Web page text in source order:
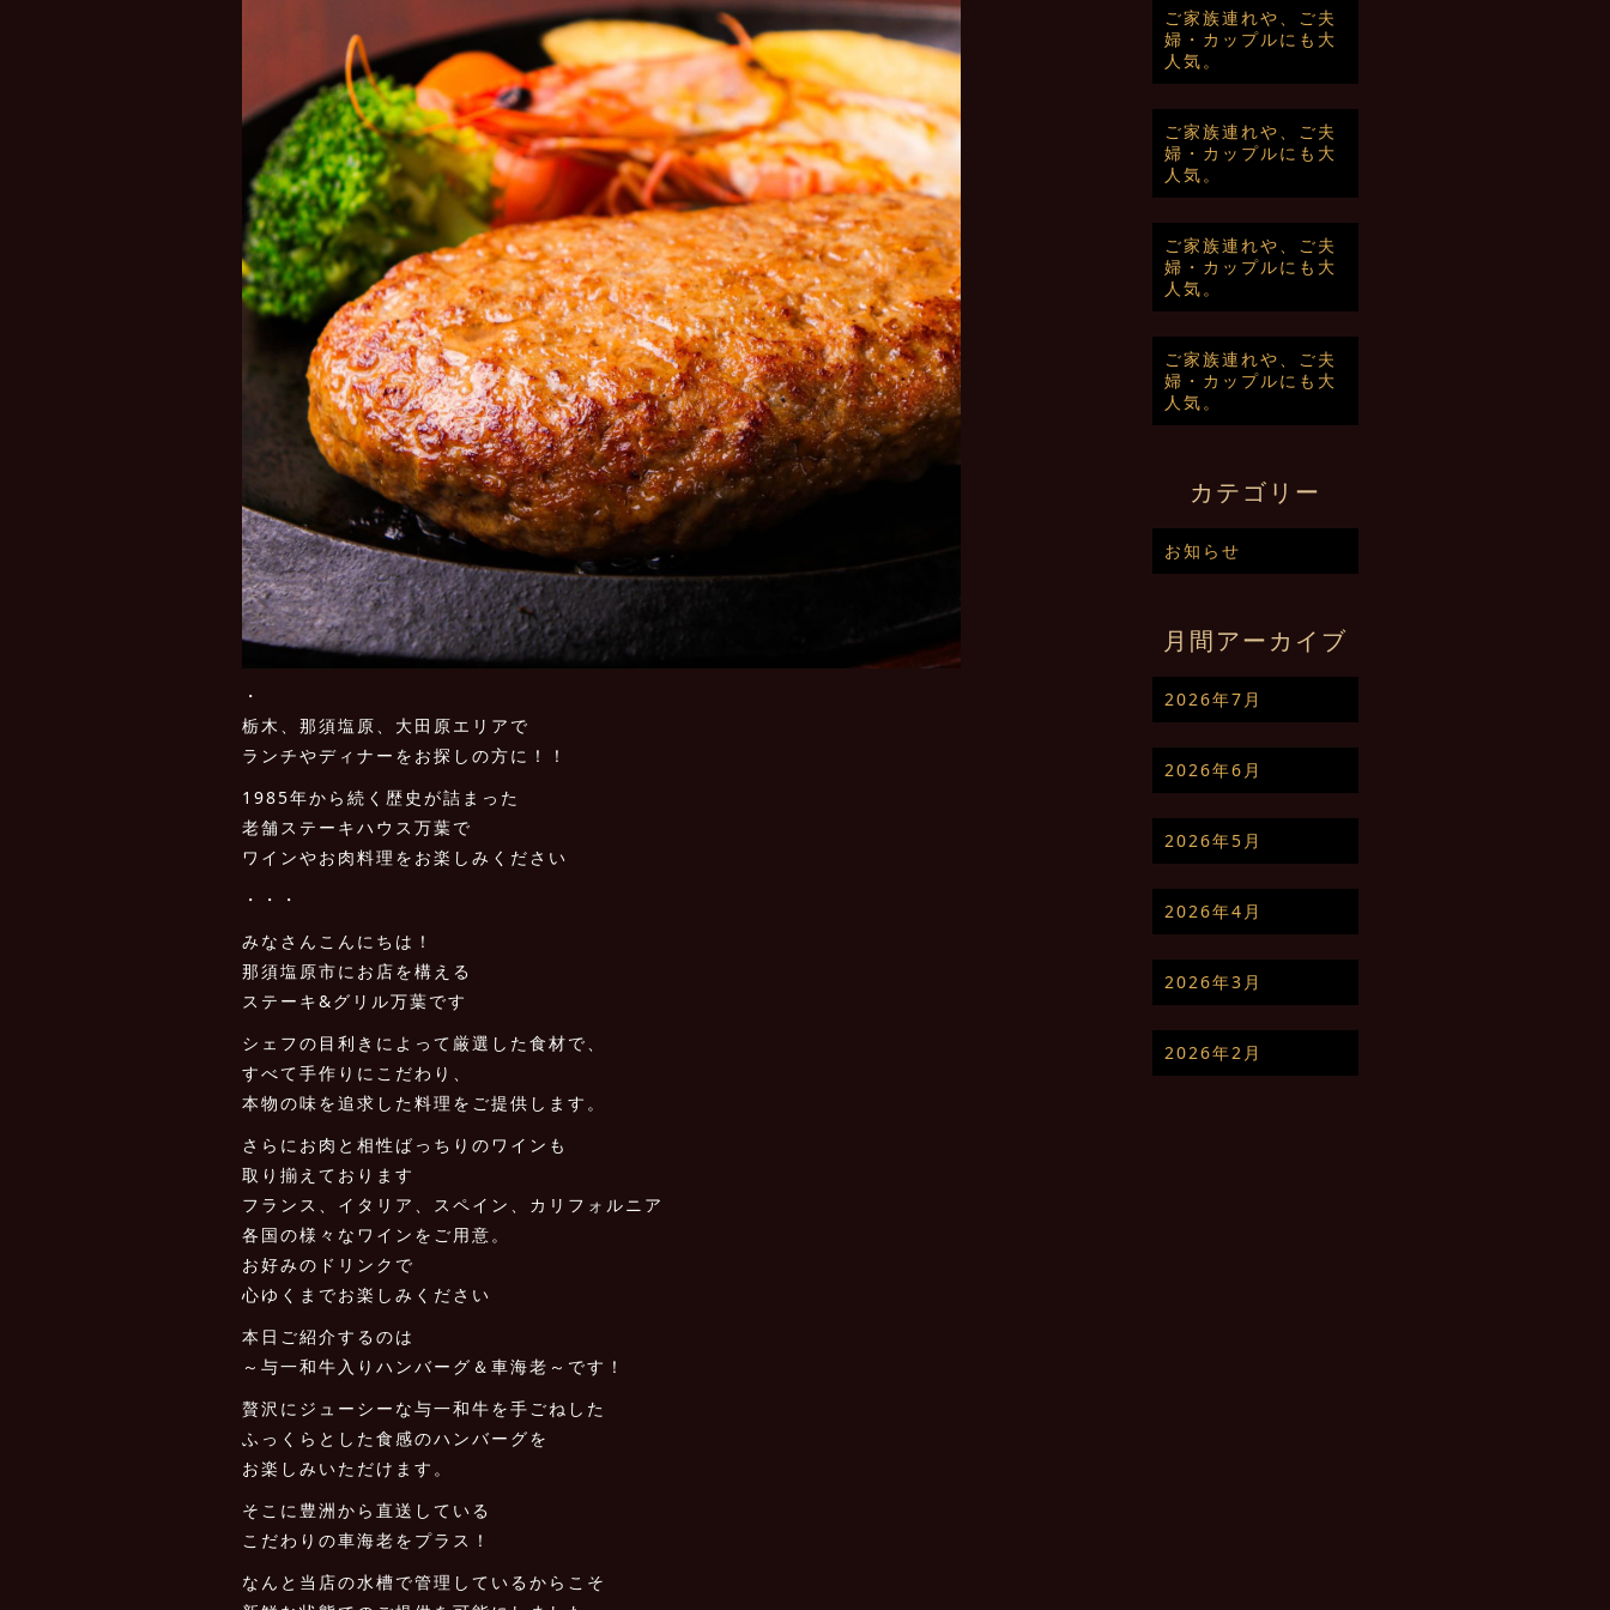
・
栃木、那須塩原、大田原エリアで
ランチやディナーをお探しの方に！！
1985年から続く歴史が詰まった
老舗ステーキハウス万葉で
ワインやお肉料理をお楽しみください
・・・
みなさんこんにちは！
那須塩原市にお店を構える
ステーキ&グリル万葉です
シェフの目利きによって厳選した食材で、
すべて手作りにこだわり、
本物の味を追求した料理をご提供します。
さらにお肉と相性ばっちりのワインも
取り揃えております
フランス、イタリア、スペイン、カリフォルニア
各国の様々なワインをご用意。
お好みのドリンクで
心ゆくまでお楽しみください
本日ご紹介するのは
～与一和牛入りハンバーグ＆車海老～です！
贅沢にジューシーな与一和牛を手ごねした
ふっくらとした食感のハンバーグを
お楽しみいただけます。
そこに豊洲から直送している
こだわりの車海老をプラス！
なんと当店の水槽で管理しているからこそ
ご家族連れや、ご夫
婦・カップルにも大
人気。
ご家族連れや、ご夫
婦・カップルにも大
人気。
ご家族連れや、ご夫
婦・カップルにも大
人気。
ご家族連れや、ご夫
婦・カップルにも大
人気。
カテゴリー
お知らせ
月間アーカイブ
2026年7月
2026年6月
2026年5月
2026年4月
2026年3月
2026年2月